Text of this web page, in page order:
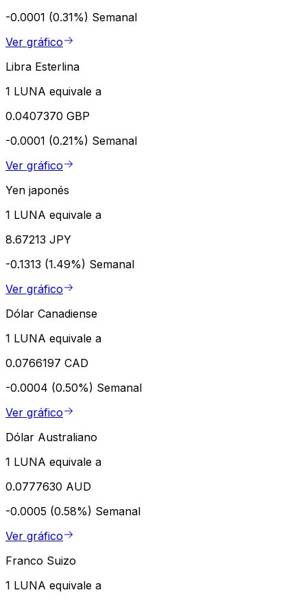
-0.0001 (0.31%) Semanal
Ver gráfico
Libra Esterlina
1 LUNA equivale a
0.0407370 GBP
-0.0001 (0.21%) Semanal
Ver gráfico
Yen japonés
1 LUNA equivale a
8.67213 JPY
-0.1313 (1.49%) Semanal
Ver gráfico
Dólar Canadiense
1 LUNA equivale a
0.0766197 CAD
-0.0004 (0.50%) Semanal
Ver gráfico
Dólar Australiano
1 LUNA equivale a
0.0777630 AUD
-0.0005 (0.58%) Semanal
Ver gráfico
Franco Suizo
1 LUNA equivale a